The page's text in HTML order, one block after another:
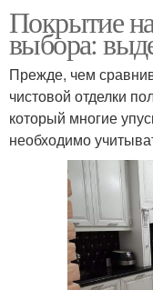
Покрытие
выбора:
Прежде, чем
чистовой отделки
который многие
необходимо